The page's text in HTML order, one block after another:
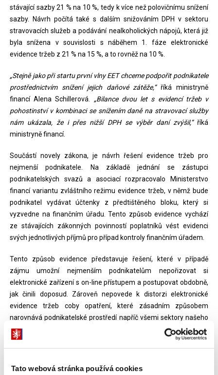
Tato webová stránka používá cookies
stávající sazby 21 % na 10 %, tedy k více než polovičnímu snížení
sazby. Návrh počítá také s dalším snižováním DPH v sektoru
stravovacích služeb a podávání nealkoholických nápojů, která již
byla snížena v souvislosti s náběhem 1. fáze elektronické
evidence tržeb z 21 % na 15 %, a to rovněž na 10 %.
„Stejně jako při startu první vlny EET chceme podpořit podnikatele
prostřednictvím snížení jejich daňové zátěže,“říká ministryně
financí Alena Schillerová. „Bilance dvou let s evidencí tržeb v
pohostinství v kombinaci se snížením daně na stravovací služby
nám ukázala, že i přes nižší DPH se výběr daní zvýšil,“říká
ministryně financí.
Součástí novely zákona, je návrh řešení evidence tržeb pro
nejmenší podnikatele. Na základě jednání se zástupci
podnikatelských svazů a asociací rozpracovalo Ministerstvo
financí variantu zvláštního režimu evidence tržeb, v němž bude
podnikatel vydávat účtenky z předtištěného bloku, který si
vyzvedne na finančním úřadu. Tento způsob evidence vychází
ze stávajících zákonných povinností poplatníků vést evidenci
svých jednotlivých příjmů pro případ kontroly finančním úřadem.
Tento způsob evidence představuje řešení, které v případě
zájmu umožní nejmenším podnikatelům nepořizovat si
elektronické zařízení s on-line přístupem a postupovat obdobně,
jak činili doposud. Zároveň nepovede k distorzi elektronické
evidence tržeb coby opatření, které zásadním způsobem
narovnává podnikatelské prostředí napříč všemi sektory našeho
hospodářství.
„Navrhované řešení tak nepředstavuje osvobození
od zákona o evidenci tržeb, ale alternativní formu evidence pro
podnikatelé sami rozhodnou, zda budou evidovat on-line nebo